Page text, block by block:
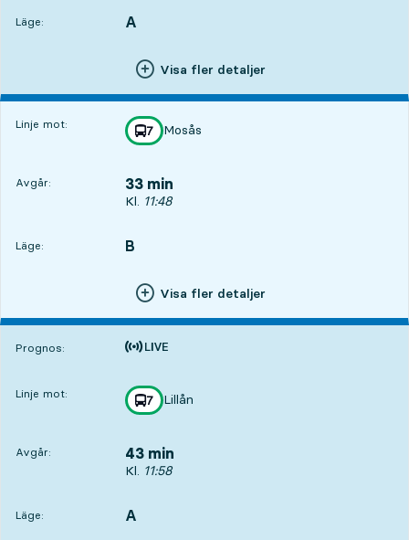
Läge:
LÄGE, A
,
Visa fler detaljer
Linje mot: linje
7
mot
Mosås
,
Avgår: 33 min
Avgår, Kl. 11:48, om 33 min
Kl. 11:48
Läge:
LÄGE, B
,
Visa fler detaljer
Prognos:
Tiden är prognos
Linje mot: linje
7
mot
Lillån
,
Avgår: 43 min
Avgår, Kl. 11:58, om 43 min
Kl. 11:58
Läge:
LÄGE, A
,